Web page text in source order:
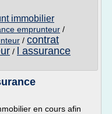
immobilier
emprunteur /
/ contrat
/
l assurance
en cours afin